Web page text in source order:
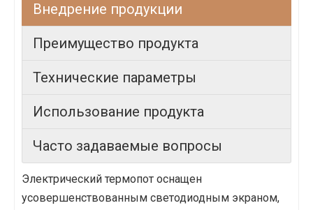
Внедрение продукции
Преимущество продукта
Технические параметры
Использование продукта
Часто задаваемые вопросы
Электрический термопот оснащен
усовершенствованным светодиодным экраном,